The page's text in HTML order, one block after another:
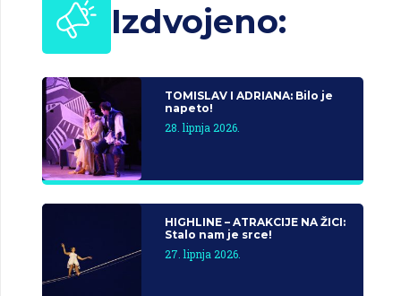
Izdvojeno:
TOMISLAV I ADRIANA: Bilo je
napeto!
28. lipnja 2026.
HIGHLINE – ATRAKCIJE NA ŽICI:
Stalo nam je srce!
27. lipnja 2026.